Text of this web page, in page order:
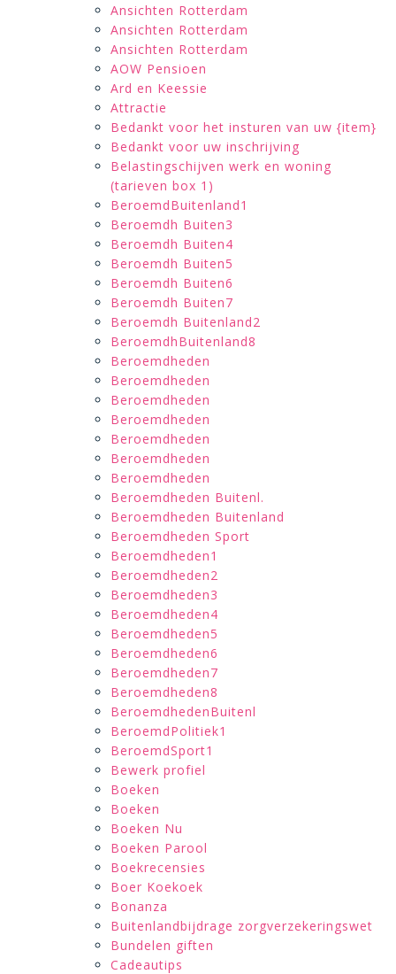
Ansichten Rotterdam
Ansichten Rotterdam
Ansichten Rotterdam
AOW Pensioen
Ard en Keessie
Attractie
Bedankt voor het insturen van uw {item}
Bedankt voor uw inschrijving
Belastingschijven werk en woning
(tarieven box 1)
BeroemdBuitenland1
Beroemdh Buiten3
Beroemdh Buiten4
Beroemdh Buiten5
Beroemdh Buiten6
Beroemdh Buiten7
Beroemdh Buitenland2
BeroemdhBuitenland8
Beroemdheden
Beroemdheden
Beroemdheden
Beroemdheden
Beroemdheden
Beroemdheden
Beroemdheden
Beroemdheden Buitenl.
Beroemdheden Buitenland
Beroemdheden Sport
Beroemdheden1
Beroemdheden2
Beroemdheden3
Beroemdheden4
Beroemdheden5
Beroemdheden6
Beroemdheden7
Beroemdheden8
BeroemdhedenBuitenl
BeroemdPolitiek1
BeroemdSport1
Bewerk profiel
Boeken
Boeken
Boeken Nu
Boeken Parool
Boekrecensies
Boer Koekoek
Bonanza
Buitenlandbijdrage zorgverzekeringswet
Bundelen giften
Cadeautips